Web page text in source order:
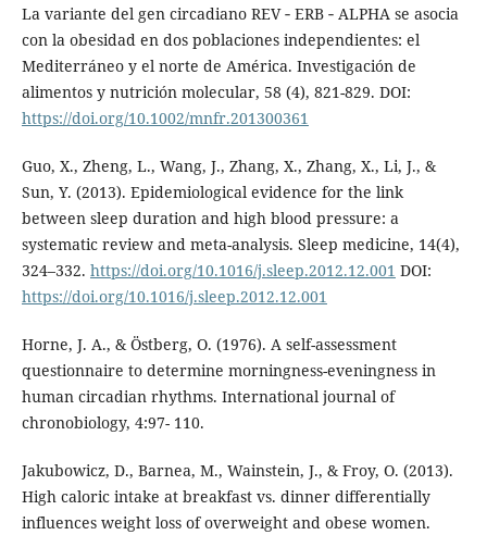
La variante del gen circadiano REV ‐ ERB ‐ ALPHA se asocia
con la obesidad en dos poblaciones independientes: el
Mediterráneo y el norte de América. Investigación de
alimentos y nutrición molecular, 58 (4), 821-829. DOI:
https://doi.org/10.1002/mnfr.201300361
Guo, X., Zheng, L., Wang, J., Zhang, X., Zhang, X., Li, J., &
Sun, Y. (2013). Epidemiological evidence for the link
between sleep duration and high blood pressure: a
systematic review and meta-analysis. Sleep medicine, 14(4),
324–332. https://doi.org/10.1016/j.sleep.2012.12.001 DOI:
https://doi.org/10.1016/j.sleep.2012.12.001
Horne, J. A., & Östberg, O. (1976). A self-assessment
questionnaire to determine morningness-eveningness in
human circadian rhythms. International journal of
chronobiology, 4:97- 110.
Jakubowicz, D., Barnea, M., Wainstein, J., & Froy, O. (2013).
High caloric intake at breakfast vs. dinner differentially
influences weight loss of overweight and obese women.